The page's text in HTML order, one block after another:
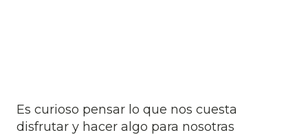
Es curioso pensar lo que nos cuesta
disfrutar y hacer algo para nosotras